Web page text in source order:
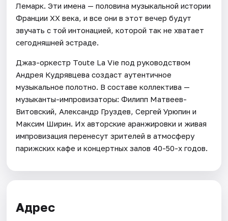
Лемарк. Эти имена — половина музыкальной истории
Франции XX века, и все они в этот вечер будут
звучать с той интонацией, которой так не хватает
сегодняшней эстраде.
Джаз-оркестр Toute La Vie под руководством
Андрея Кудрявцева создаст аутентичное
музыкальное полотно. В составе коллектива —
музыканты-импровизаторы: Филипп Матвеев-
Витовский, Александр Груздев, Сергей Урюпин и
Максим Ширин. Их авторские аранжировки и живая
импровизация перенесут зрителей в атмосферу
парижских кафе и концертных залов 40-50-х годов.
Адрес